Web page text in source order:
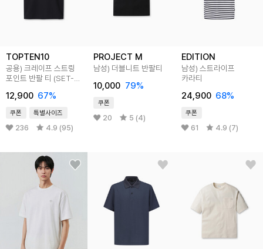
TOPTEN10
공용) 크레이프 스트링
포인트 반팔 티 (SET-
12,900 67%
쿠폰 특별사이즈
236 4.9 (95)
PROJECT M
남성) 더블니트 반팔티
10,000 79%
쿠폰
20 5 (4)
EDITION
남성) 스트라이프
카라티
24,900 68%
쿠폰
61 4.9 (7)